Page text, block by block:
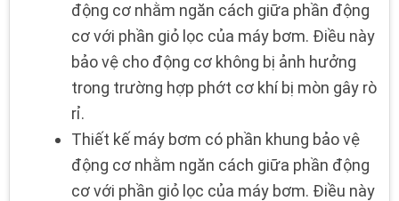
động cơ nhằm ngăn cách giữa phần động
cơ với phần giỏ lọc của máy bơm. Điều này
bảo vệ cho động cơ không bị ảnh hưởng
trong trường hợp phớt cơ khí bị mòn gây rò
rỉ.
Thiết kế máy bơm có phần khung bảo vệ
động cơ nhằm ngăn cách giữa phần động
cơ với phần giỏ lọc của máy bơm. Điều này